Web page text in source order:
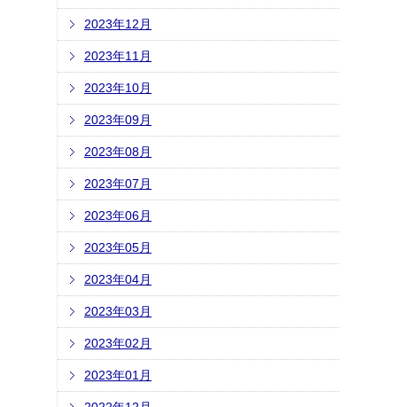
2023年12月
2023年11月
2023年10月
2023年09月
2023年08月
2023年07月
2023年06月
2023年05月
2023年04月
2023年03月
2023年02月
2023年01月